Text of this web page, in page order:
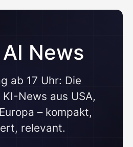
News
ab 17 Uhr: Die
News aus USA,
– kompakt,
relevant.